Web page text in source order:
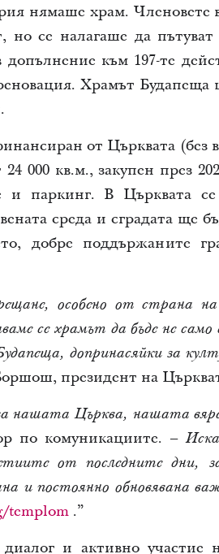
нямаше храм. Членовете
но се налагаше да
към 197-те
Храмът Будапеща
от Църквата (без
000 кв.м., закупен през
и паркинг. В Църквата
среда и сградата ще
добре поддържаните
особено от страна
се храмът да бъде не
допринасяйки за
президент на
нашата Църква, нашата
по комуникациите. –
от последните дни,
и постоянно обновявана
templom.”
и активно